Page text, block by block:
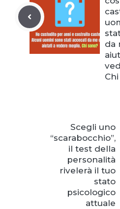
da
Scegli uno
“scarabocchio”,
il test della
personalità
rivelerà il tuo
stato
psicologico
attuale